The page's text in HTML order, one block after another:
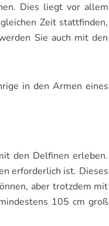
Dies liegt vor allem
Zeit stattfinden,
Sie auch mit den
in den Armen eines
den Delfinen erleben.
erforderlich ist. Dieses
aber trotzdem mit
105 cm groß